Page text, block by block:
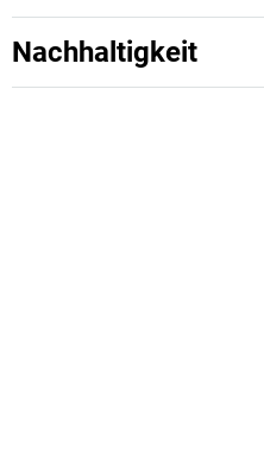
Nachhaltigkeit